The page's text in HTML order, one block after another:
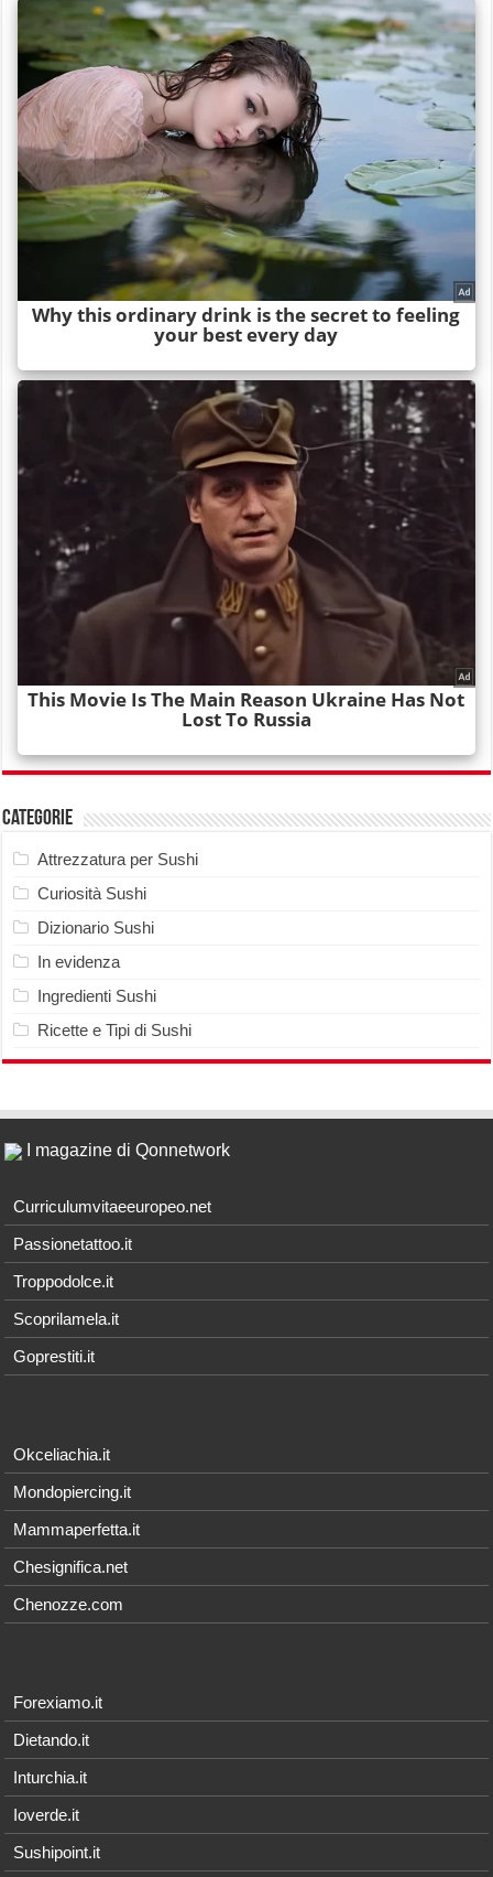
Categorie
Attrezzatura per Sushi
Curiosità Sushi
Dizionario Sushi
In evidenza
Ingredienti Sushi
Ricette e Tipi di Sushi
I magazine di Qonnetwork
Curriculumvitaeeuropeo.net
Passionetattoo.it
Troppodolce.it
Scoprilamela.it
Goprestiti.it
Okceliachia.it
Mondopiercing.it
Mammaperfetta.it
Chesignifica.net
Chenozze.com
Forexiamo.it
Dietando.it
Inturchia.it
Ioverde.it
Sushipoint.it